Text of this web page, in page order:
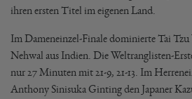
ihren ersten Titel im eigenen Land.
Im Dameneinzel-Finale dominierte Tai Tzu
Nehwal aus Indien. Die Weltranglisten-
nur 27 Minuten mit 21-9, 21-13. Im
Anthony Sinisuka Ginting den Japaner